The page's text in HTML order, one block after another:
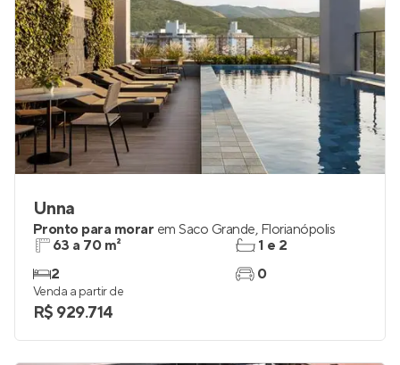
Unna
Pronto para morar em Saco Grande, Florianópolis
63 a 70 m²
2
1 e 2
0
Venda a partir de
R$ 929.714